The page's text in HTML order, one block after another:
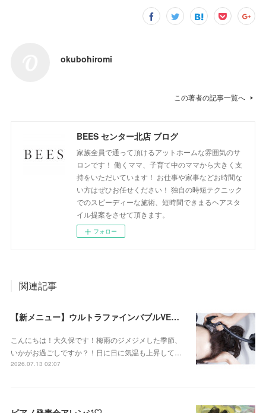
okubohiromi
この著者の記事一覧へ
BEES センター北店 ブログ
家族全員で通って頂けるアットホームな雰囲気のサ
ロンです！ 働くママ、子育て中のママから大きく支
持をいただいています！ お仕事や家事などお時間な
い方はぜひお任せください！ 独自の時短テクニック
でのスピーディーな施術、短時間できまるヘアスタ
イル提案をさせて頂きます。
フォロー
関連記事
【新メニュー】ウルトラファインバブルVEENA始めました！
こんにちは！大久保です！梅雨のジメジメした季節、
いかがお過ごしですか？！日に日に気温も上昇して…
2026.07.13 02:07